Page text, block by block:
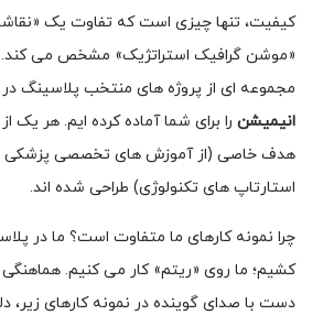
کیفیت، تنها چیزی است که تفاوت یک
«موشن گرافیک استراتژیک» مشخص می
مجموعه ای از پروژه های منتخب پلاسینگ
انیمیشن را برای شما آماده کرده ایم. هر یک
هدف خاصی (از آموزش های تخصصی پزشکی
استارتاپ های تکنولوژی) طراحی شده اند.
چرا نمونه کارهای ما متفاوت است؟ ما در
کشیم؛ ما روی «ریتم» کار می کنیم.
دست با صدای گوینده در نمونه کارهای زیر،